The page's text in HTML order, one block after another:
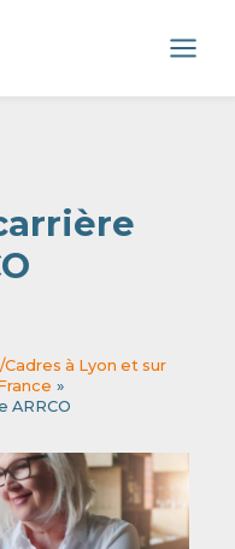
Main
à Lyon et sur
ARRCO